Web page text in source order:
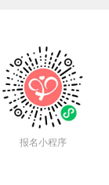
报名小程序